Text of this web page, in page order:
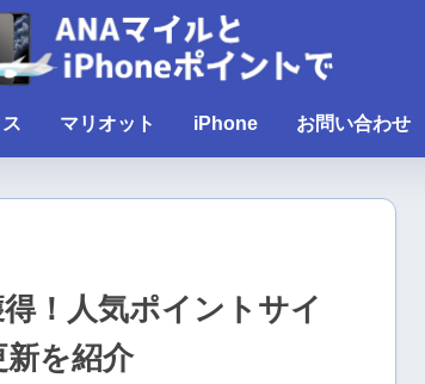
マリオット iPhone お問い合わせ
！人気ポイントサイ
新を紹介